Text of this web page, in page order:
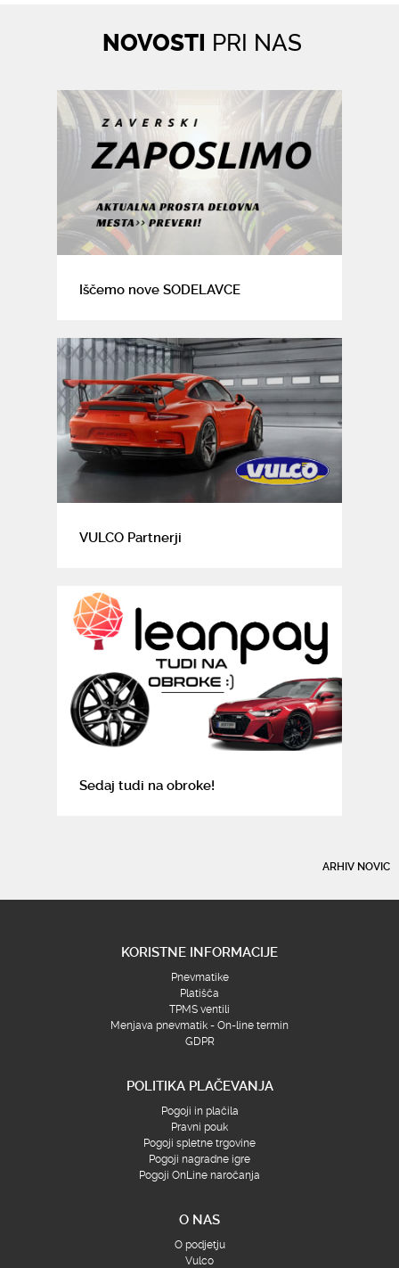
NOVOSTI PRI NAS
Iščemo nove SODELAVCE
VULCO Partnerji
Sedaj tudi na obroke!
ARHIV NOVIC
KORISTNE INFORMACIJE
Pnevmatike
Platišča
TPMS ventili
Menjava pnevmatik - On-line termin
GDPR
POLITIKA PLAČEVANJA
Pogoji in plačila
Pravni pouk
Pogoji spletne trgovine
Pogoji nagradne igre
Pogoji OnLine naročanja
O NAS
O podjetju
Vulco